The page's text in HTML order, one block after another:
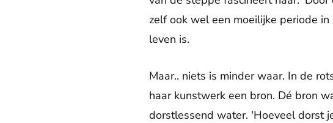
zelf ook wel een moeilijke periode
leven is.
Maar.. niets is minder waar. In de
haar kunstwerk een bron. Dé bron
dorstlessend water. 'Hoeveel dorst